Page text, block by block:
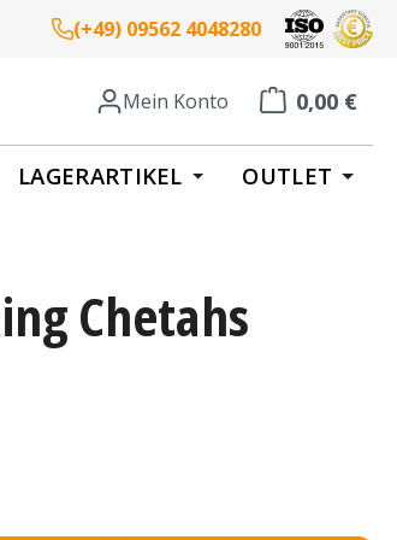
(+49) 09562 4048280
Mein Konto 0,00 €
Warenkorb
LAGERARTIKEL OUTLET
Chetahs